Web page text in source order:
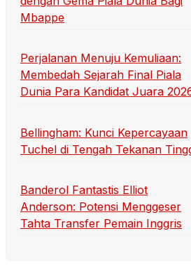
Mbappe
Perjalanan Menuju Kemuliaan:
Membedah Sejarah Final Piala
Dunia Para Kandidat Juara
Bellingham: Kunci Kepercayaan
Tuchel di Tengah Tekanan
Banderol Fantastis Elliot
Anderson: Potensi Menggeser
Tahta Transfer Pemain Inggris